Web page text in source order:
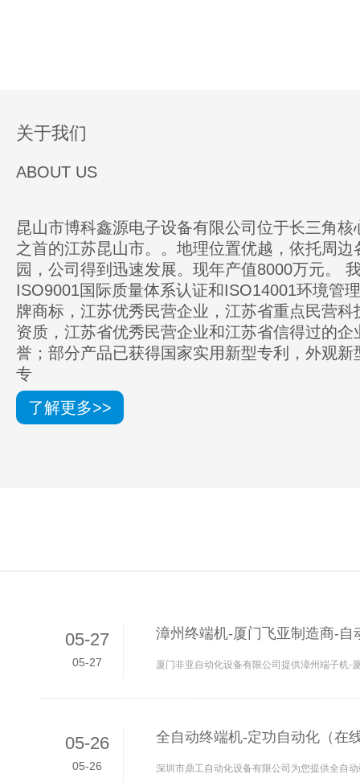
关于我们
ABOUT US
昆山市博科鑫源电子设备有限公司位于长三角核
之首的江苏昆山市。。地理位置优越，依托周边
园，公司得到迅速发展。现年产值8000万元。
ISO9001国际质量体系认证和ISO14001环境管
牌商标，江苏优秀民营企业，江苏省重点民营科
资质，江苏省优秀民营企业和江苏省信得过的企
誉；部分产品已获得国家实用新型专利，外观新
专
了解更多>>
05-27
05-27
漳州终端机-厦门飞亚制造商-自
05-26
05-26
全自动终端机-定功自动化（在